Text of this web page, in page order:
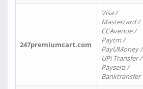
247premiumcart.com
Visa /
Mastercard /
CCAvenue /
Paytm /
PayUMoney /
UPi Transfer /
Paysera /
Banktransfer